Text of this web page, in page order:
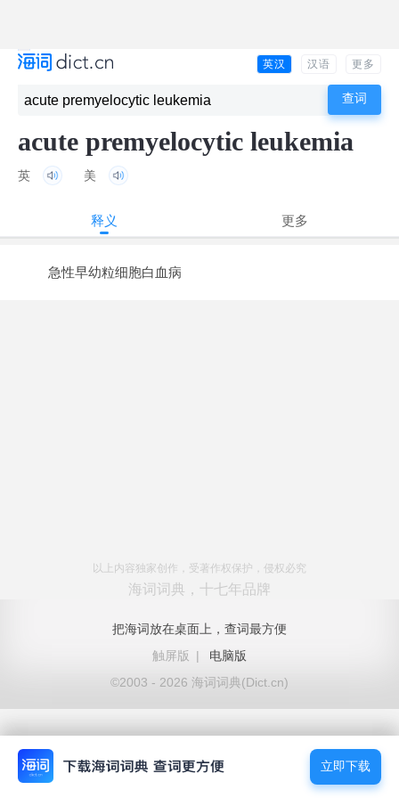
英汉 汉语 更多
acute premyelocytic leukemia
英 美
释义 更多
急性早幼粒细胞白血病
以上内容独家创作，受著作权保护，侵权必究
海词词典，十七年品牌
把海词放在桌面上，查词最方便
触屏版
|
电脑版
©2003 - 2026 海词词典(Dict.cn)
立即下载
立即下载